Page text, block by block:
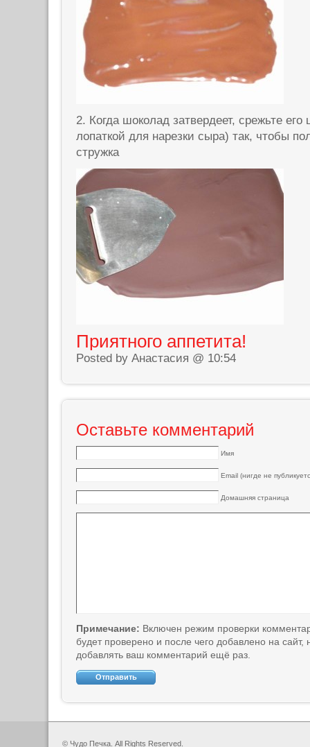
2. Когда шоколад затвердеет, срежьте
лопаткой для нарезки сыра) так, чтобы
стружка
Приятного аппетита!
Posted by Анастасия @ 10:54
Оставьте комментарий
Имя
Email (нигде не
Домашняя страница
Примечание: Включен режим проверки
будет проверено и после чего добавлено на сайт,
добавлять ваш комментарий ещё раз.
© Чудо Печка. All Rights Reserved.